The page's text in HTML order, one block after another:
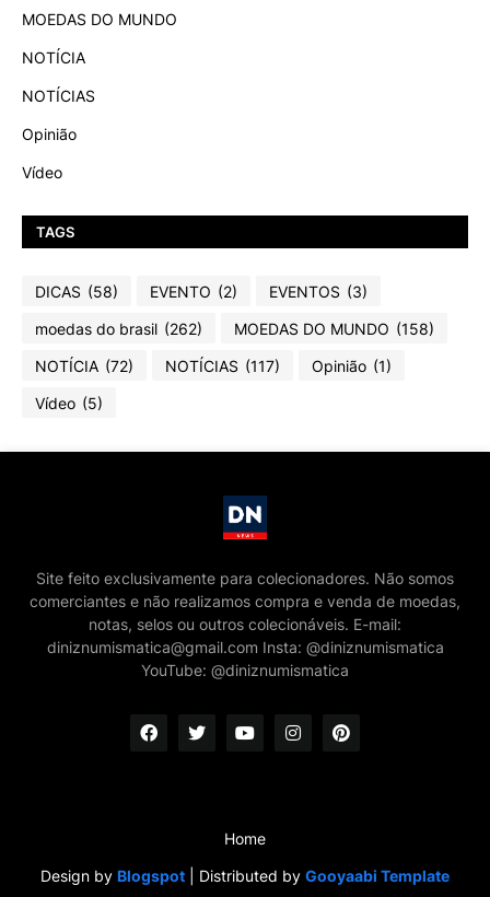
MOEDAS DO MUNDO
NOTÍCIA
NOTÍCIAS
Opinião
Vídeo
TAGS
DICAS (58) EVENTO (2) EVENTOS (3)
moedas do brasil (262) MOEDAS DO MUNDO (158)
NOTÍCIA (72) NOTÍCIAS (117) Opinião (1)
Vídeo (5)
Site feito exclusivamente para colecionadores. Não somos
comerciantes e não realizamos compra e venda de moedas,
notas, selos ou outros colecionáveis. E-mail:
diniznumismatica@gmail.com Insta: @diniznumismatica
YouTube: @diniznumismatica
Design by Blogspot | Distributed by Gooyaabi Template
Home